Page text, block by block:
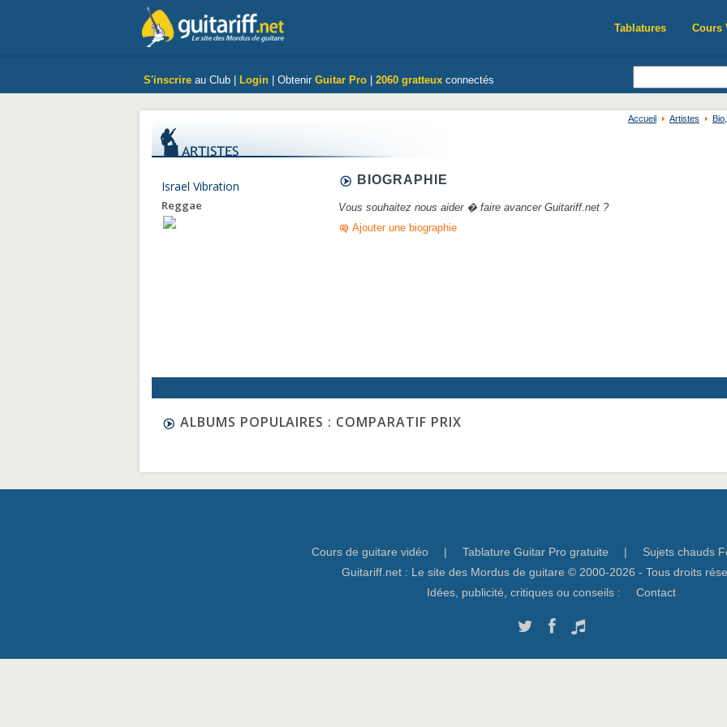
Tablatures Cours
S'inscrire au Club | Login | Obtenir Guitar Pro 2060 gratteux connectés
Accueil Artistes
Israel Vibration
Reggae
BIOGRAPHIE
Vous souhaitez nous aider � faire avancer Guitariff.net ?
Ajouter une biographie
ALBUMS POPULAIRES : COMPARATIF PRIX
Cours de guitare vidéo | Tablature Guitar Pro gratuite |
Sujets chauds
Guitariff.net : Le site des Mordus de guitare © 2000-2026 - Tous droits
Idées, publicité, critiques ou conseils :
Contact